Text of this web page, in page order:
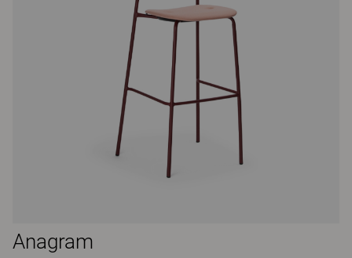
Anagram